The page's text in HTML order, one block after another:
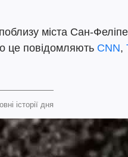
міста Сан-
це повідомляють CNN,
історії дня